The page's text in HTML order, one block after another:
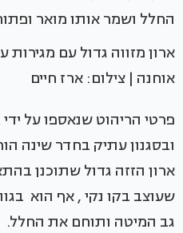
החלל ושמר אותו מואר
ארון מזווה גדול עם
אוחנה | צילום: ארז חיים
פרטי הריהוט שנאספו על
ובסגנון עתיק בחדר שינה
ארון הזזה גדול שתוכנן
שעוצב בקו נקי , אף הוא
גב המיטה ותוחם את החלל.